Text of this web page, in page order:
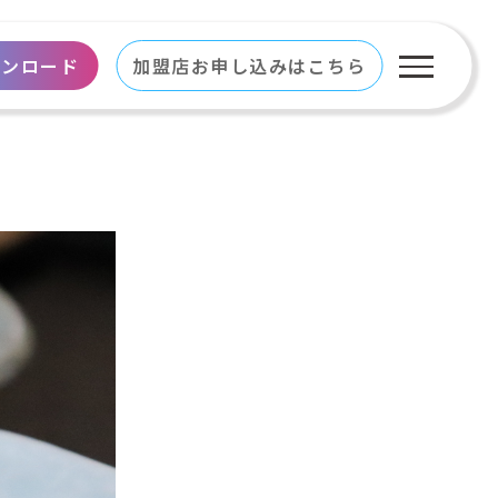
ロード 加盟店お申し込みはこちら